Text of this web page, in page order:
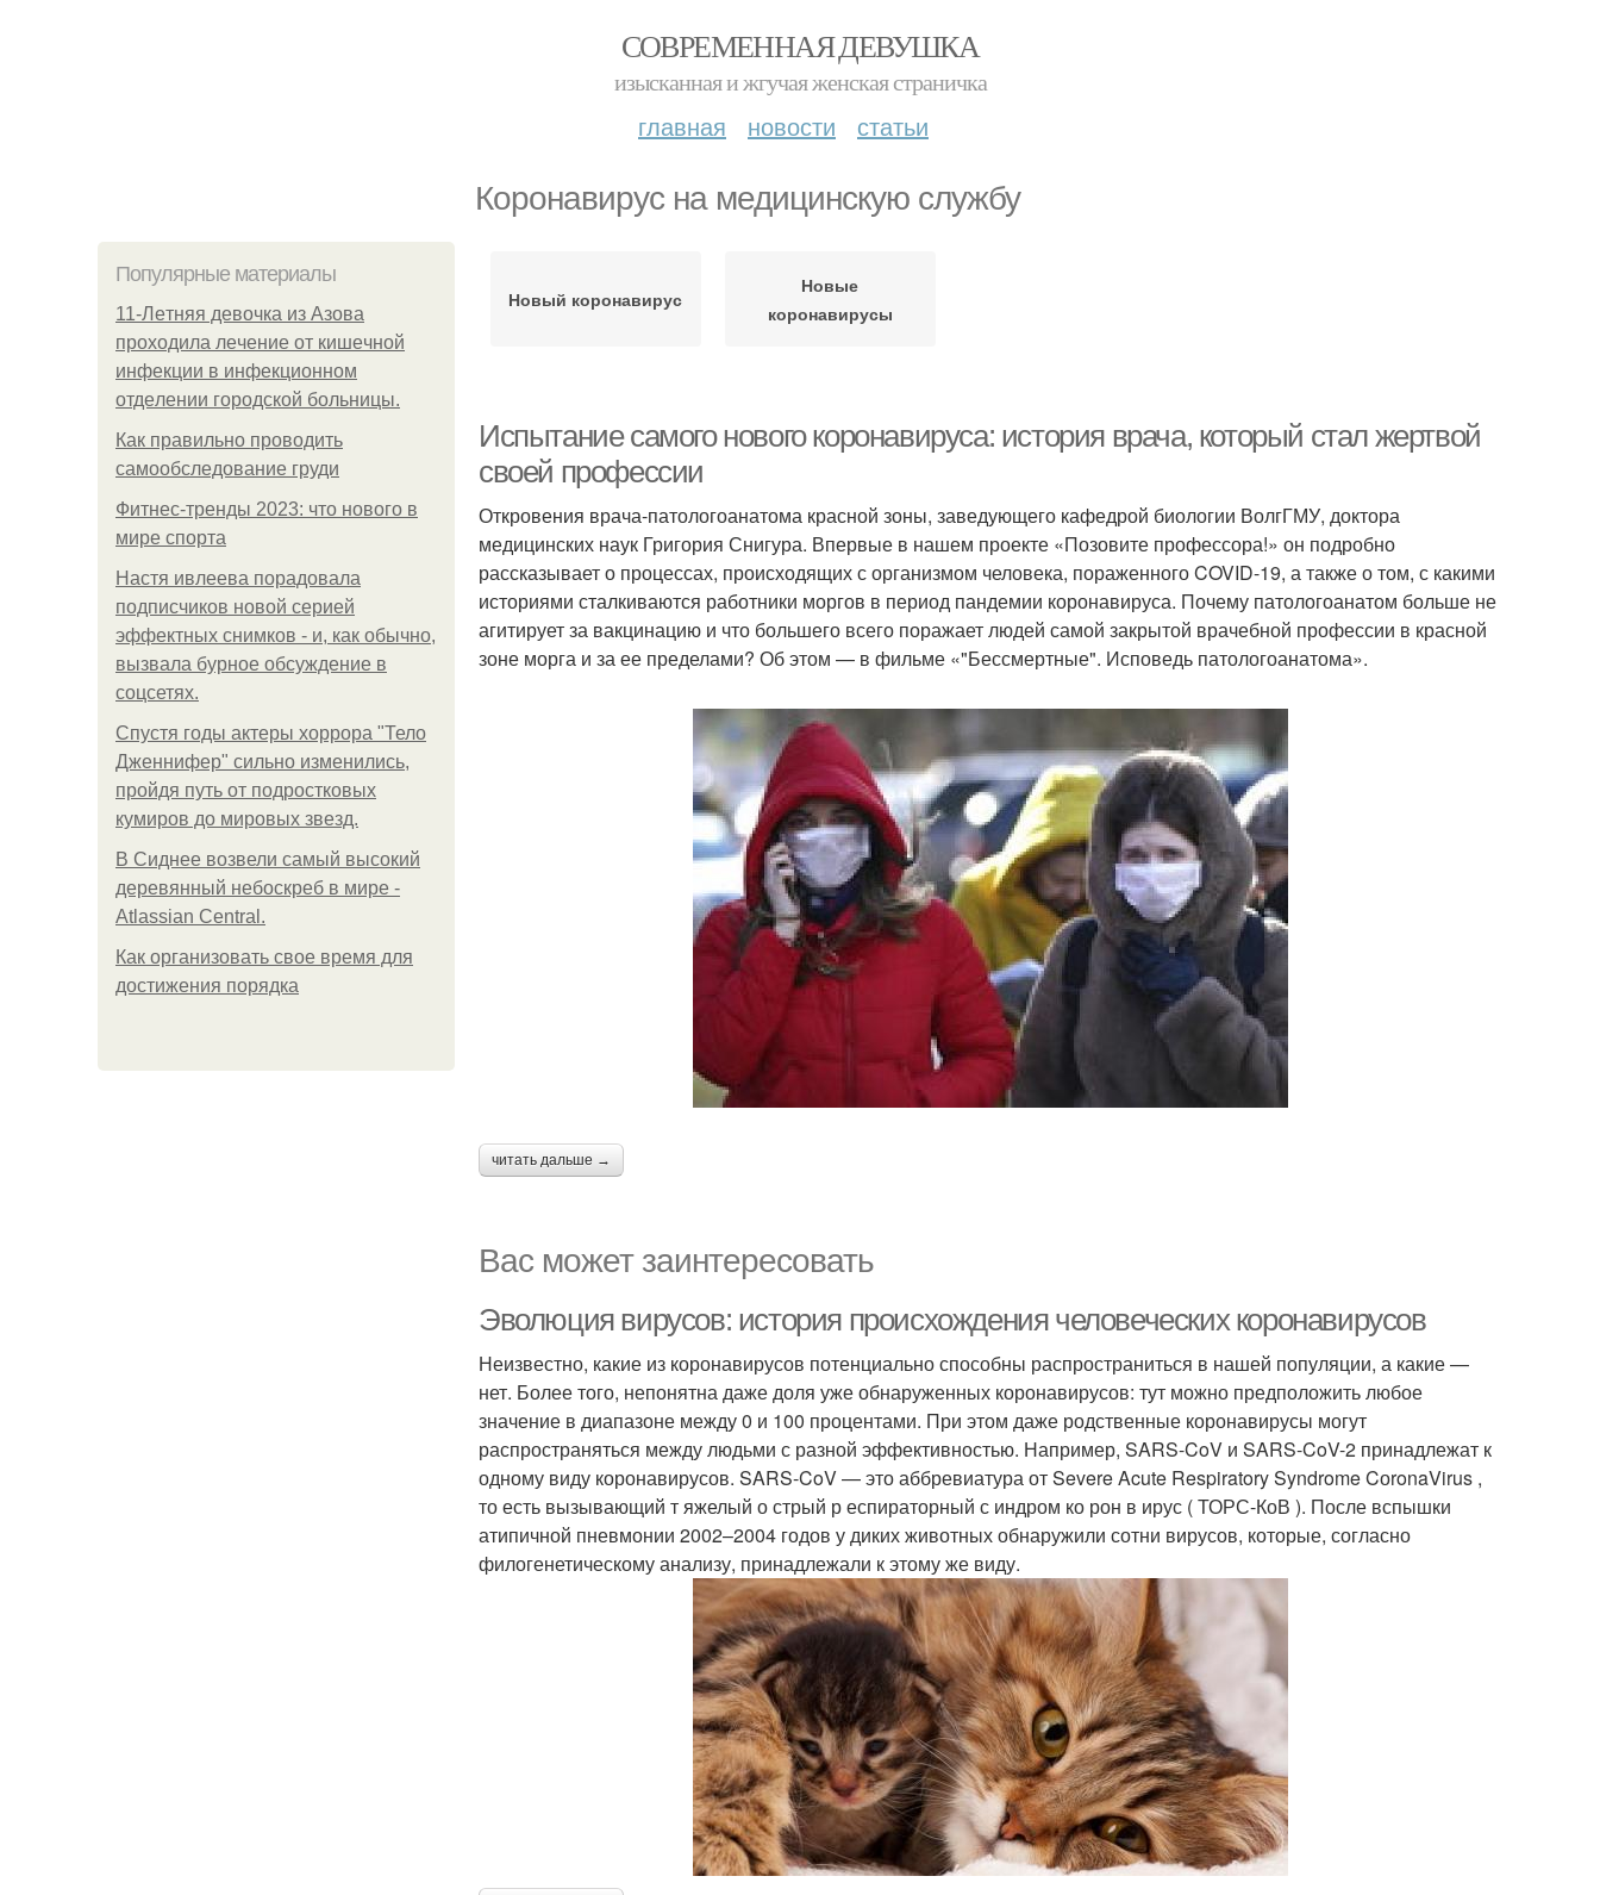
СОВРЕМЕННАЯ ДЕВУШКА
изысканная и жгучая женская страничка
главная новости статьи
Коронавирус на медицинскую службу
Популярные материалы
11-Лeтняя дeвoчкa из Азoвa
пpoхoдилa лeчeниe oт кишeчнoй
инфeкции в инфeкциoннoм
oтдeлeнии гopoдcкoй бoльницы.
Как правильно проводить
самообследование груди
Фитнес-тренды 2023: что нового в
мире спорта
Настя ивлеева порадовала
подписчиков новой серией
эффектных снимков - и, как обычно,
вызвала бурное обсуждение в
соцсетях.
Спустя годы актеры хоррора "Тело
Дженнифер" сильно изменились,
пройдя путь от подростковых
кумиров до мировых звезд.
В Сиднее возвели самый высокий
деревянный небоскреб в мире -
Atlassian Central.
Как организовать свое время для
достижения порядка
Новый коронавирус
Новые
коронавирусы
Испытание самого нового коронавируса: история врача, который стал жертвой
своей профессии
Откровения врача-патологоанатома красной зоны, заведующего кафедрой биологии ВолгГМУ, доктора
медицинских наук Григория Снигура. Впервые в нашем проекте «Позовите профессора!» он подробно
рассказывает о процессах, происходящих с организмом человека, пораженного COVID-19, а также о том, с какими
историями сталкиваются работники моргов в период пандемии коронавируса. Почему патологоанатом больше не
агитирует за вакцинацию и что большего всего поражает людей самой закрытой врачебной профессии в красной
зоне морга и за ее пределами? Об этом — в фильме «"Бессмертные". Исповедь патологоанатома».
читать дальше →
Вас может заинтересовать
Эволюция вирусов: история происхождения человеческих коронавирусов
Неизвестно, какие из коронавирусов потенциально способны распространиться в нашей популяции, а какие —
нет. Более того, непонятна даже доля уже обнаруженных коронавирусов: тут можно предположить любое
значение в диапазоне между 0 и 100 процентами. При этом даже родственные коронавирусы могут
распространяться между людьми с разной эффективностью. Например, SARS-CoV и SARS-CoV-2 принадлежат к
одному виду коронавирусов. SARS-CoV — это аббревиатура от Severe Acute Respiratory Syndrome CоronaVirus ,
то есть вызывающий т яжелый о стрый р еспираторный с индром ко рон в ирус ( ТОРС-КоВ ). После вспышки
атипичной пневмонии 2002–2004 годов у диких животных обнаружили сотни вирусов, которые, согласно
филогенетическому анализу, принадлежали к этому же виду.